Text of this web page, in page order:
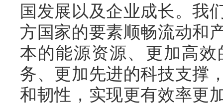
国发展以及企业成长。我
方国家的要素顺畅流动和
本的能源资源、更加高
务、更加先进的科技支撑
和韧性，实现更有效率更